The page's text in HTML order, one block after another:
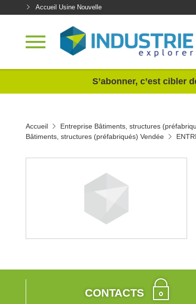
Accueil Usine Nouvelle
S’abonner, c’est cibler
Accueil Entreprise Bâtiments, structures
Bâtiments, structures (préfabriqués) Vendée
CONTACTS